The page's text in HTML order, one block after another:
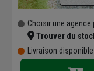
Choisir une
Trouver du
Livraison